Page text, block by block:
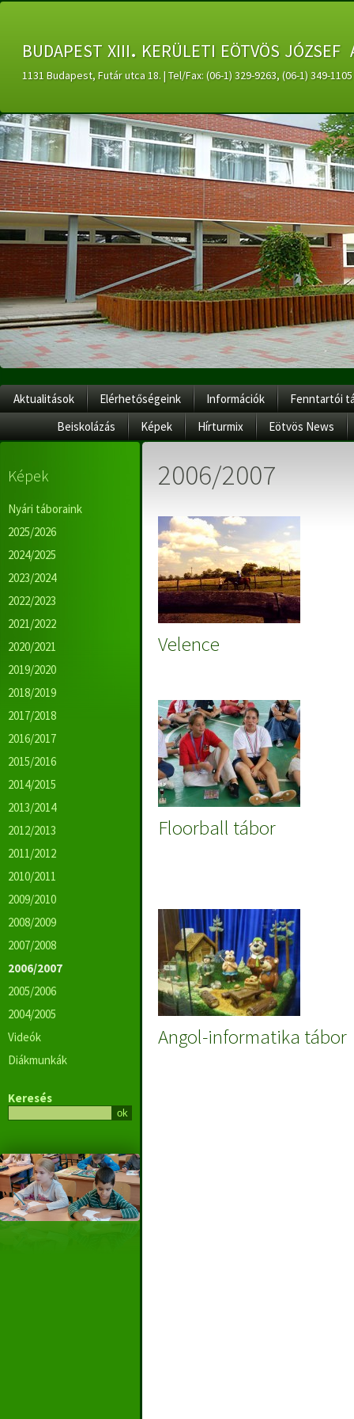
budapest xiii. kerületi eötvös
1131 Budapest, Futár utca 18. | Tel/Fax: (06-1) 329-9263, (06-1) 349-
Aktualitások Elérhetőségeink Információk
Fenntartói
Beiskolázás
Képek Hírturmix Eötvös News
Képek
Nyári táboraink
2025/2026
2024/2025
2023/2024
2022/2023
2021/2022
2020/2021
2019/2020
2018/2019
2017/2018
2016/2017
2015/2016
2014/2015
2013/2014
2012/2013
2011/2012
2010/2011
2009/2010
2008/2009
2007/2008
2006/2007
2005/2006
2004/2005
Videók
Diákmunkák
Keresés
2006/2007
Velence
Floorball tábor
Angol-informatika tábor